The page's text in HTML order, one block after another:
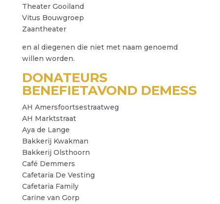
Theater Gooiland
Vitus Bouwgroep
Zaantheater
en al diegenen die niet met naam genoemd
willen worden.
DONATEURS
BENEFIETAVOND DEMESS
AH Amersfoortsestraatweg
AH Marktstraat
Aya de Lange
Bakkerij Kwakman
Bakkerij Olsthoorn
Café Demmers
Cafetaria De Vesting
Cafetaria Family
Carine van Gorp